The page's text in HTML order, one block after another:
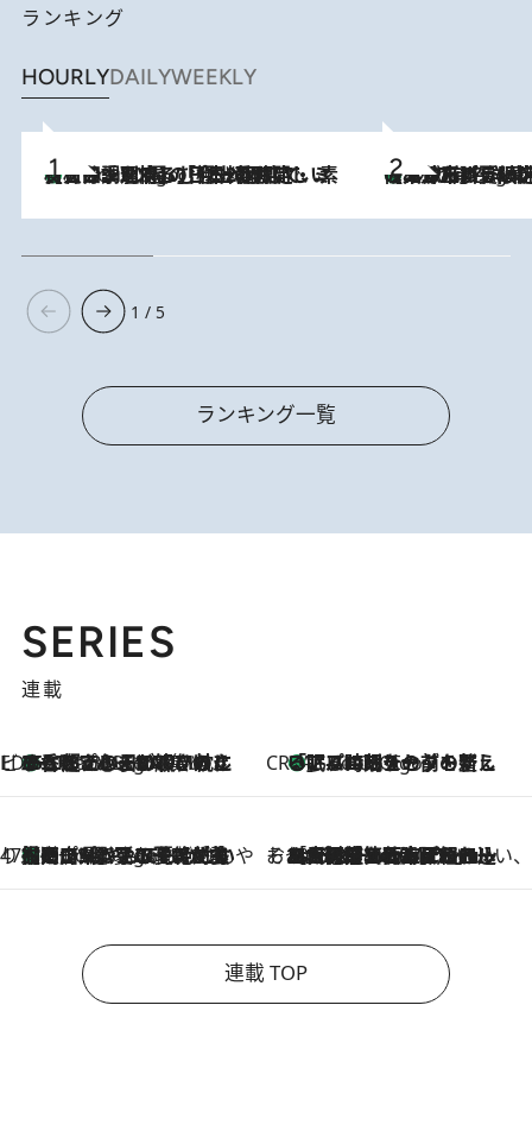
ランキング
HOURLYDAILYWEEKLY
2 Hours Ago
【大分・別府】「今一番おいしい食材を調理する」1日2組限定・ミシュラン2ツ星の日本料理店で、素材と四季を愉しむ極上の時間 2 Hours Ago
《みずみずしい桃が丸ごと》東京の“あの有名洋菓子シェフ”の下で修業したパティシエが腕を振るう、珠玉の夏限定パフェを堪能！【大分市】
1 / 5
ランキング一覧
SERIES
連載
ビューティいいもの集め EDITORS' BEST
2 Hours Ago
35℃超えの日の夜、枕にひと吹き！ BAUMのルームスプレーが、ひのきの香りで心まで解きほぐす CREA'S CHOICE
2 Hours Ago
「眠る時刻をセットする」——眠りの前を整える、バルミューダの新しいアプローチ
47都道府県の手みやげ ひんやりスイーツで夏を満喫
2 Hours Ago
【岡山県】この夏絶対食べたい 冷やしておいしいおやつ3選 フルーツが主役のプリンやアイスが勢揃い そおだよおこの関西おいしい、おやつ紀行
2026.8.9
［大阪府箕面市］一皿一皿目の前で仕上げられる、料理を巧みに組み込んだアシェットデセールコース「ミチル アシェット デセール（Michiru assiette dessert）」
連載 TOP